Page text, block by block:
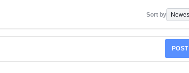
Sort by
POST